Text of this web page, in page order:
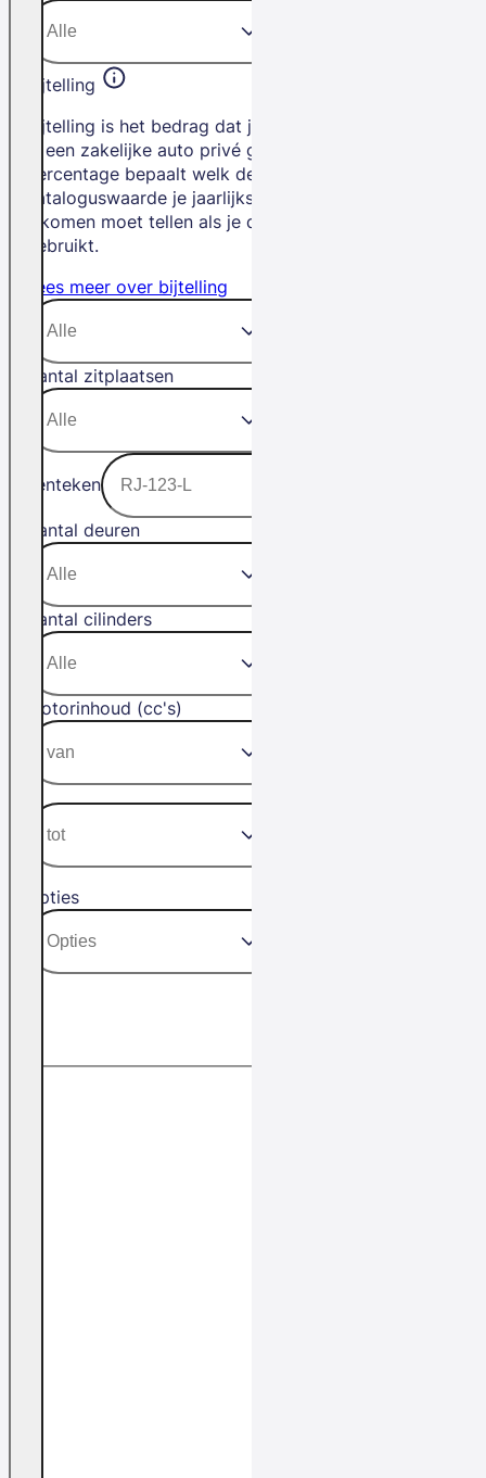
Bijtelling
Bijtelling is het bedrag dat je betaalt als
je een zakelijke auto privé gebruikt. Het
percentage bepaalt welk deel van de
cataloguswaarde je jaarlijks bij je
inkomen moet tellen als je de auto privé
gebruikt.
Lees meer over bijtelling
Aantal zitplaatsen
Kenteken
Aantal deuren
Aantal cilinders
Motorinhoud (cc's)
Opties